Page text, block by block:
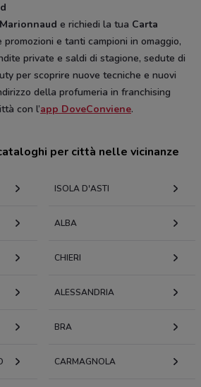
e richiedi la tua Carta
promozioni e tanti campioni in omaggio,
private e saldi di stagione, sedute di
per scoprire nuove tecniche e nuovi
della profumeria in franchising
con l’app DoveConviene.
per città nelle vicinanze
ISOLA D'ASTI
ALBA
CHIERI
ALESSANDRIA
BRA
CARMAGNOLA